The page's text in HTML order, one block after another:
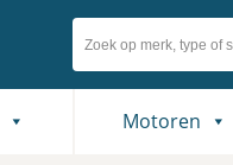
Motoren